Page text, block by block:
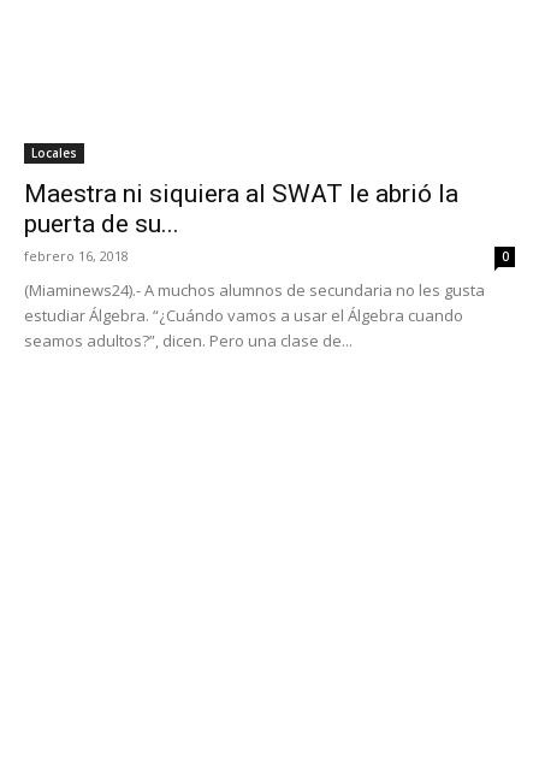
Locales
Maestra ni siquiera al SWAT le abrió la
puerta de su...
febrero 16, 2018 0
(Miaminews24).- A muchos alumnos de secundaria no les gusta
estudiar Álgebra. “¿Cuándo vamos a usar el Álgebra cuando
seamos adultos?”, dicen. Pero una clase de...